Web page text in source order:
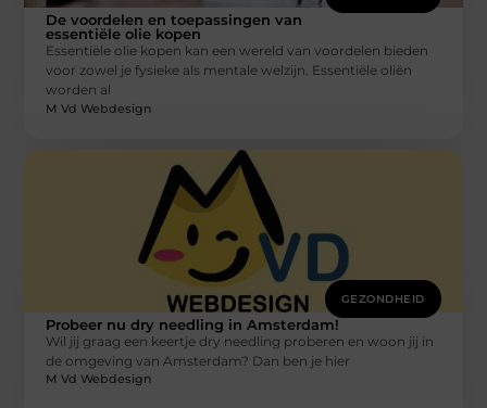
De voordelen en toepassingen van
essentiële olie kopen
Essentiële olie kopen kan een wereld van voordelen bieden
voor zowel je fysieke als mentale welzijn. Essentiële oliën
worden al
M Vd Webdesign
GEZONDHEID
Probeer nu dry needling in Amsterdam!
Wil jij graag een keertje dry needling proberen en woon jij in
de omgeving van Amsterdam? Dan ben je hier
M Vd Webdesign